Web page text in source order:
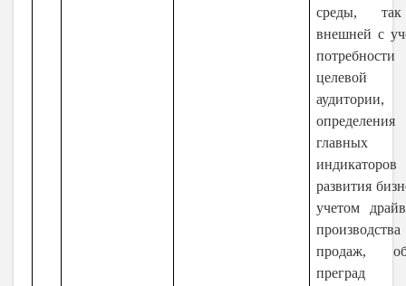
среды,
внешней с
потребности
целевой
аудитории,
определения
главных
индикаторов
развития
учетом
продаж,